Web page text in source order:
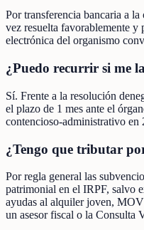
Por transferencia bancaria a
vez resuelta favorablemente y
electrónica del organismo
¿Puedo recurrir si me
Sí. Frente a la resolución
el plazo de 1 mes ante el
contencioso-administrativo en
¿Tengo que tributar
Por regla general las
patrimonial en el IRPF, salvo
ayudas al alquiler joven,
un asesor fiscal o la Consulta